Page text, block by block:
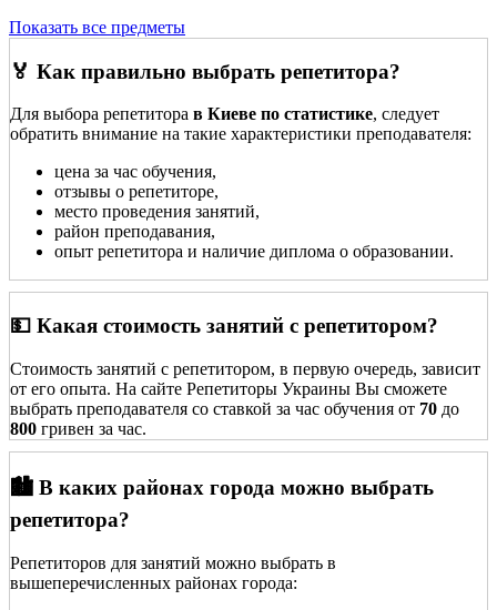
Показать все предметы
🏅 Как правильно выбрать репетитора?
Для выбора репетитора в Киеве по статистике, следует
обратить внимание на такие характеристики преподавателя:
цена за час обучения,
отзывы о репетиторе,
место проведения занятий,
район преподавания,
опыт репетитора и наличие диплома о образовании.
💵 Какая стоимость занятий с репетитором?
Стоимость занятий с репетитором, в первую очередь, зависит
от его опыта. На сайте Репетиторы Украины Вы сможете
выбрать преподавателя со ставкой за час обучения от 70 до
800 гривен за час.
🏙️ В каких районах города можно выбрать
репетитора?
Репетиторов для занятий можно выбрать в
вышеперечисленных районах города: